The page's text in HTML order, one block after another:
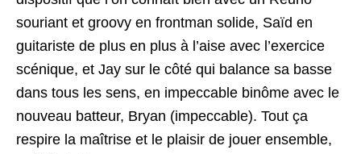
souriant et groovy en frontman solide, Saïd en
guitariste de plus en plus à l’aise avec l’exercice
scénique, et Jay sur le côté qui balance sa basse
dans tous les sens, en impeccable binôme avec le
nouveau batteur, Bryan (impeccable). Tout ça
respire la maîtrise et le plaisir de jouer ensemble,